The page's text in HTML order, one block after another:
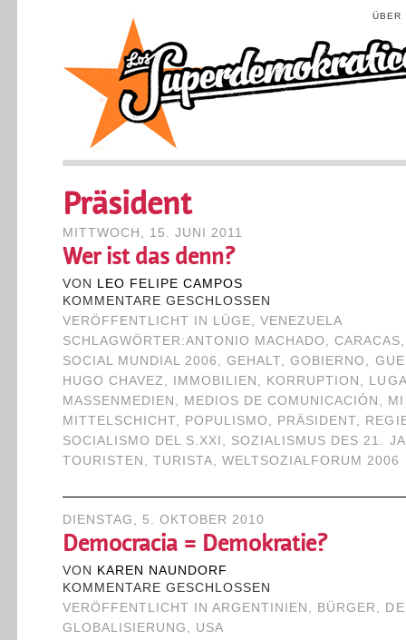
ÜBER
Präsident
MITTWOCH, 15. JUNI 2011
Wer ist das denn?
VON
LEO FELIPE CAMPOS
KOMMENTARE GESCHLOSSEN
VERÖFFENTLICHT IN
LÜGE,VENEZUELA
SCHLAGWÖRTER:ANTONIO MACHADO ,CARACAS
SOCIAL MUNDIAL 2006 ,GEHALT,GOBIERNO ,
HUGO CHAVEZ , IMMOBILIEN , KORRUPTION ,
MASSENMEDIEN , MEDIOS DE COMUNICACIÓN ,
MITTELSCHICHT, POPULISMO , PRÄSIDENT,
SOCIALISMO DEL S.XXI , SOZIALISMUS DES 21.
TOURISTEN , TURISTA,WELTSOZIALFORUM 2006
DIENSTAG, 5. OKTOBER 2010
Democracia = Demokratie?
VON
KAREN NAUNDORF
KOMMENTARE GESCHLOSSEN
VERÖFFENTLICHT IN ARGENTINIEN , BÜRGER ,
GLOBALISIERUNG , USA